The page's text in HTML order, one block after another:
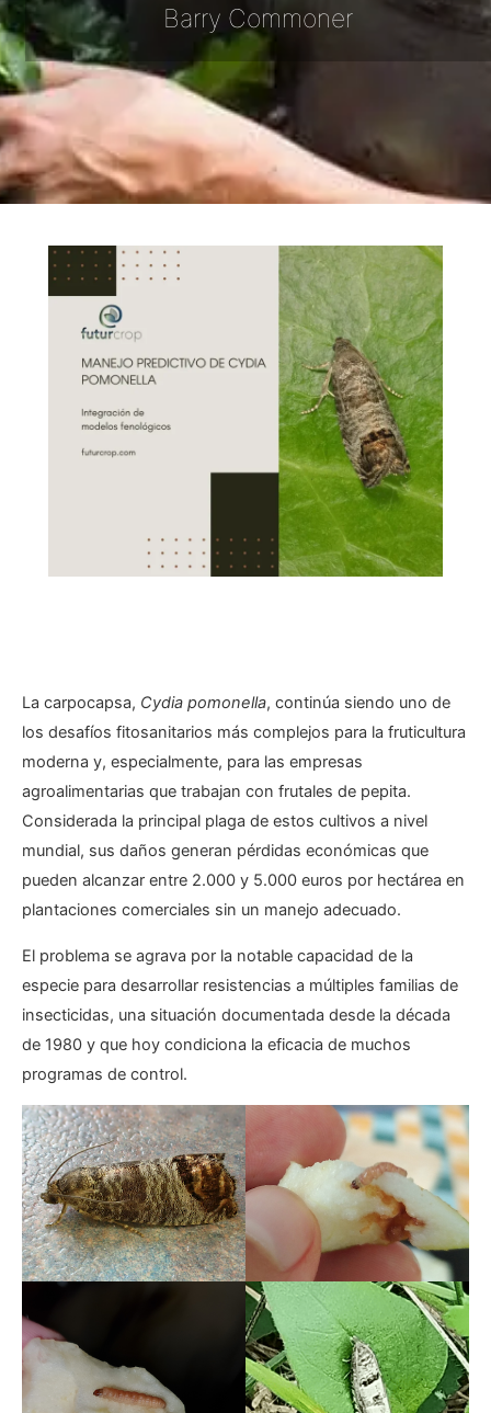
Barry Commoner
La carpocapsa, Cydia pomonella, continúa siendo uno de
los desafíos fitosanitarios más complejos para la fruticultura
moderna y, especialmente, para las empresas
agroalimentarias que trabajan con frutales de pepita.
Considerada la principal plaga de estos cultivos a nivel
mundial, sus daños generan pérdidas económicas que
pueden alcanzar entre 2.000 y 5.000 euros por hectárea en
plantaciones comerciales sin un manejo adecuado.
El problema se agrava por la notable capacidad de la
especie para desarrollar resistencias a múltiples familias de
insecticidas, una situación documentada desde la década
de 1980 y que hoy condiciona la eficacia de muchos
programas de control.